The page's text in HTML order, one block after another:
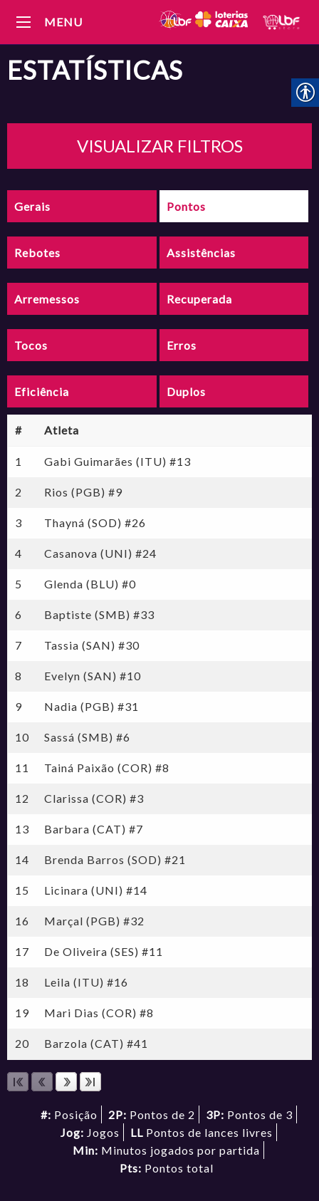
MENU
ESTATÍSTICAS
VISUALIZAR FILTROS
Gerais Pontos
Rebotes Assistências
Arremessos Recuperada
Tocos Erros
Eficiência Duplos
# Atleta
1 Gabi Guimarães (ITU) #13
2 Rios (PGB) #9
3 Thayná (SOD) #26
4 Casanova (UNI) #24
5 Glenda (BLU) #0
6 Baptiste (SMB) #33
7 Tassia (SAN) #30
8 Evelyn (SAN) #10
9 Nadia (PGB) #31
10 Sassá (SMB) #6
11 Tainá Paixão (COR) #8
12 Clarissa (COR) #3
13 Barbara (CAT) #7
14 Brenda Barros (SOD) #21
15 Licinara (UNI) #14
16 Marçal (PGB) #32
17 De Oliveira (SES) #11
18 Leila (ITU) #16
19 Mari Dias (COR) #8
20 Barzola (CAT) #41
#: Posição 2P: Pontos de 2 3P: Pontos de 3
Jog: Jogos LLPontos de lances livres
Min: Minutos jogados por partida
Pts: Pontos total